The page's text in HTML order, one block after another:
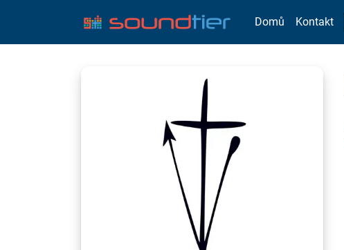
Domů Kontakt